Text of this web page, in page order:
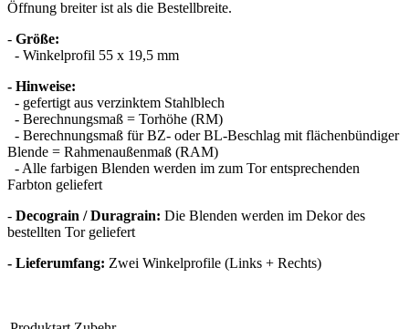
Öffnung breiter ist als die Bestellbreite.
- Größe:
- Winkelprofil 55 x 19,5 mm
- Hinweise:
- gefertigt aus verzinktem Stahlblech
- Berechnungsmaß = Torhöhe (RM)
- Berechnungsmaß für BZ- oder BL-Beschlag mit flächenbündiger
Blende = Rahmenaußenmaß (RAM)
- Alle farbigen Blenden werden im zum Tor entsprechenden
Farbton geliefert
- Decograin / Duragrain: Die Blenden werden im Dekor des
bestellten Tor geliefert
- Lieferumfang: Zwei Winkelprofile (Links + Rechts)